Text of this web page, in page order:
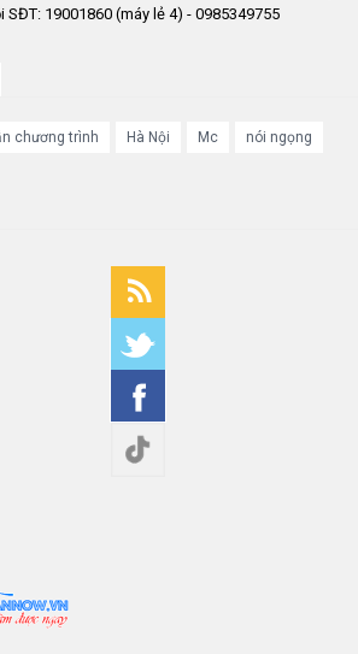
SĐT: 19001860 (máy lẻ 4) - 0985349755
chương trình Hà Nội Mc nói ngọng